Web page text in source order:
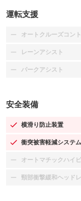
運転支援
オートクルーズコン
：装備なし
レーンアシスト
：装備なし
パークアシスト
：装備なし
安全装備
横滑り防止装置
：装備あり
衝突被害軽減システム
：装備あり
オートマチックハイ
：装備なし
頸部衝撃緩和ヘッド
：装備なし